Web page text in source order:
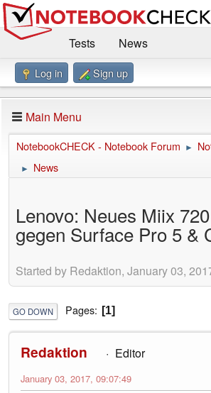
Tests
News
Benchmarks / Technik
Forum
Impressum
Log in Sign up
Main Menu
NotebookCHECK - Notebook Forum ►
► News
Lenovo: Neues Miix
gegen Surface Pro 5 &
Started by Redaktion, January 03,
GO DOWN Pages 1
Redaktion Editor
January 03, 2017, 09:07:49